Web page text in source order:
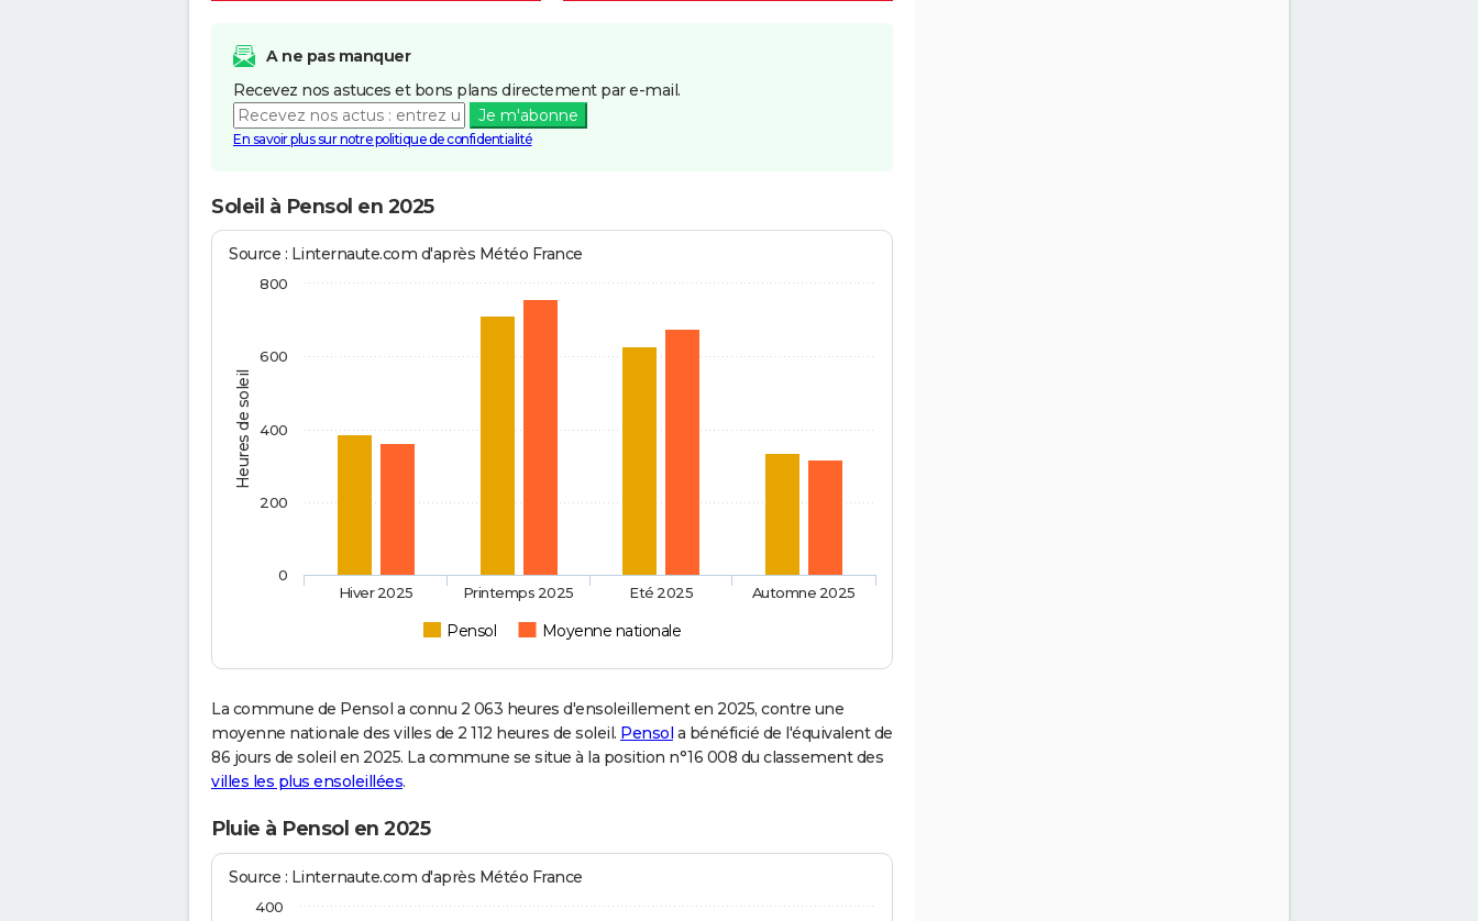
A ne pas manquer
Recevez nos astuces et bons plans directement par e-mail.
Je m'abonne
En savoir plus sur notre politique de confidentialité
Soleil à Pensol en 2025
Heures de soleil
Source : Linternaute.com d'après Météo France
Pensol Moyenne nationale
Hiver 2025 Printemps 2025 Eté 2025 Automne 2025
0
200
400
600
800
La commune de Pensol a connu 2 063 heures d'ensoleillement en 2025, contre une
moyenne nationale des villes de 2 112 heures de soleil. Pensol a bénéficié de l'équivalent de
86 jours de soleil en 2025. La commune se situe à la position n°16 008 du classement des
villes les plus ensoleillées.
Pluie à Pensol en 2025
Source : Linternaute.com d'après Météo France
400